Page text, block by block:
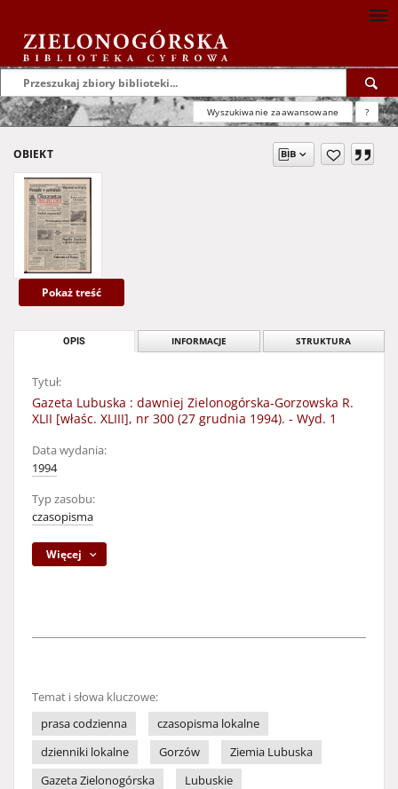
Wyszukiwanie zaawansowane ?
OBIEKT
Pokaż treść
OPIS INFORMACJE STRUKTURA
Tytuł:
Gazeta Lubuska : dawniej Zielonogórska-Gorzowska R.
XLII [właśc. XLIII], nr 300 (27 grudnia 1994). - Wyd. 1
Data wydania:
1994
Typ zasobu:
czasopisma
Więcej
Temat i słowa kluczowe:
prasa codzienna
czasopisma lokalne
dzienniki lokalne
Gorzów
Ziemia Lubuska
Gazeta Zielonogórska
Lubuskie